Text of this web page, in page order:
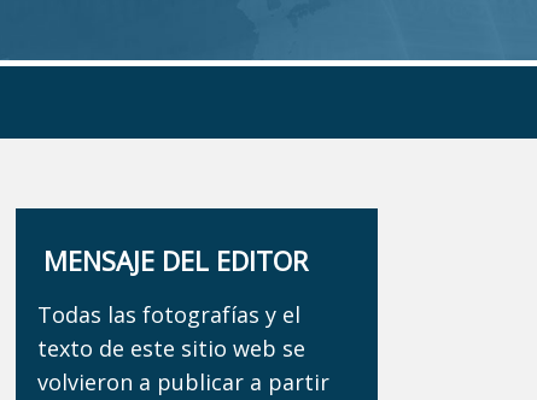
MENSAJE DEL EDITOR
Todas las fotografías y el
texto de este sitio web se
volvieron a publicar a partir